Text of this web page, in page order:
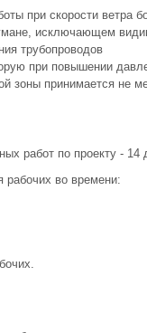
при скорости ветра
исключающем
трубопроводов
при повышении
зоны принимается не
работ по проекту - 14
во времени: